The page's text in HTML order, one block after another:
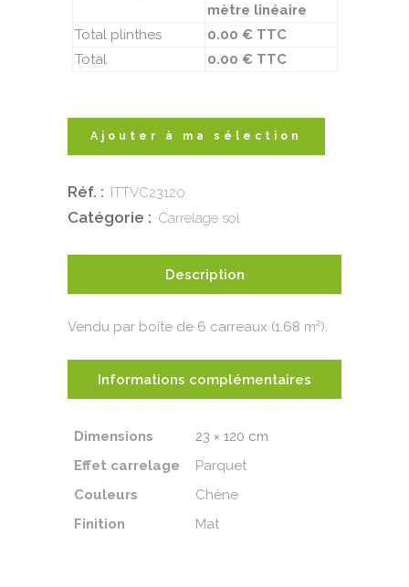
mètre linéaire
Total plinthes
0.00 € TTC
Total
0.00 € TTC
Ajouter à ma sélection
Réf. : ITTVC23120
Catégorie : Carrelage sol
Description
Vendu par boîte de 6 carreaux (1.68 m²).
Informations complémentaires
Dimensions
23 × 120 cm
Effet carrelage
Parquet
Couleurs
Chêne
Finition
Mat